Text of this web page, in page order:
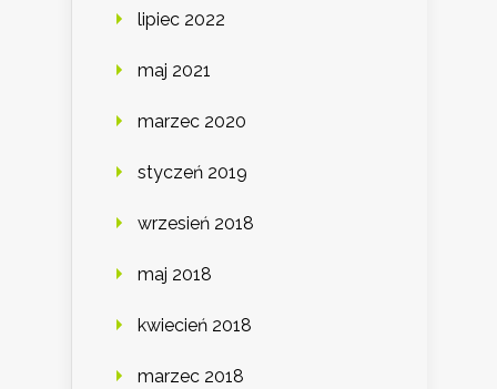
lipiec 2022
maj 2021
marzec 2020
styczeń 2019
wrzesień 2018
maj 2018
kwiecień 2018
marzec 2018